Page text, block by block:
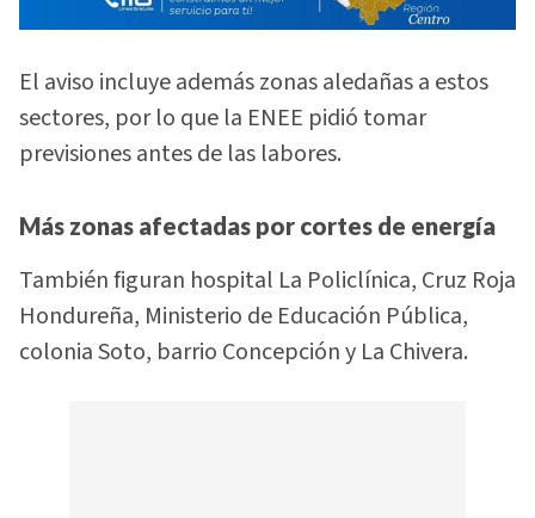
El aviso incluye además zonas aledañas a estos
sectores, por lo que la ENEE pidió tomar
previsiones antes de las labores.
Más zonas afectadas por cortes de energía
También figuran hospital La Policlínica, Cruz Roja
Hondureña, Ministerio de Educación Pública,
colonia Soto, barrio Concepción y La Chivera.